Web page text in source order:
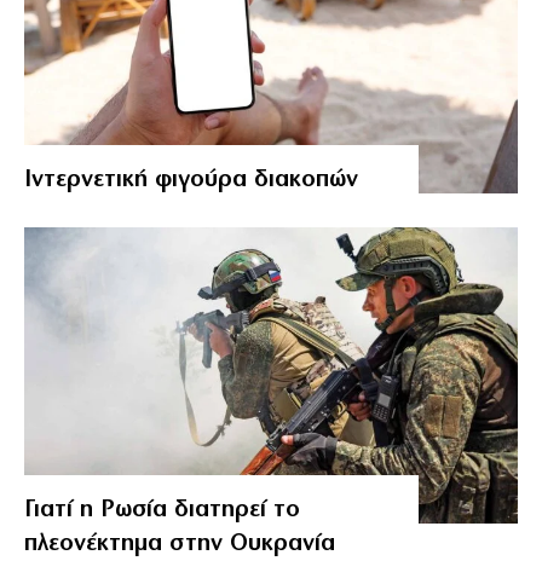
Ιντερνετική φιγούρα διακοπών
Γιατί η Ρωσία διατηρεί το
πλεονέκτημα στην Ουκρανία